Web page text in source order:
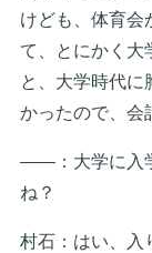
けども、体育会
て、とにかく大
と、大学時代に
かったので、会
――：大学に入
ね？
村石：はい、入